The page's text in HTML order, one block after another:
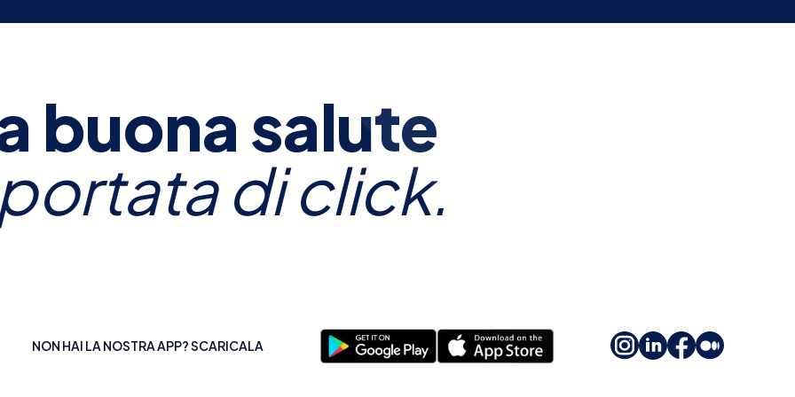
buona salute
di click.
NON HAI LA NOSTRA APP? SCARICALA